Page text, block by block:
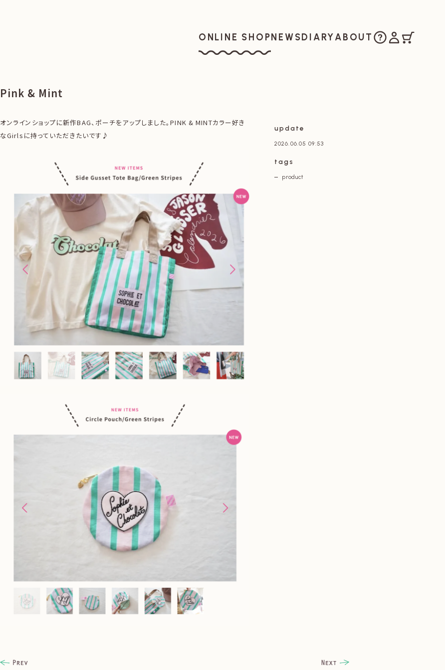
ONLINE SHOP NEWSお知らせ
DIARY日記
ABOUT 私たちについて
ご購入方法
マイアカウ
Pink & Mint
オンラインショップに新作BAG、ポーチをアップしました。PINK & MINTカラー好き
なGirlsに持っていただきたいです♪
update
2026.06.05 09:53
tags
product